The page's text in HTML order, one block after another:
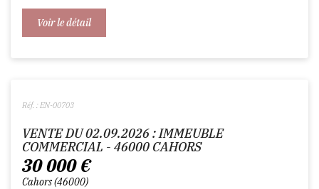
Voir le détail
VENTE DU 02.09.2026 : IMMEUBLE
COMMERCIAL - 46000 CAHORS
30 000 €
Cahors 46000
Réf. : EN-00703